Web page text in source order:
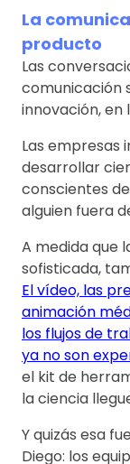
La
producto
Las
comunicación
innovación, en
Las empresas
desarrollar
conscientes
alguien fuera
A medida que
sofisticada,
El vídeo, las
animación
los flujos de
ya no son
el kit de
la ciencia
Y quizás esa
Diego: los